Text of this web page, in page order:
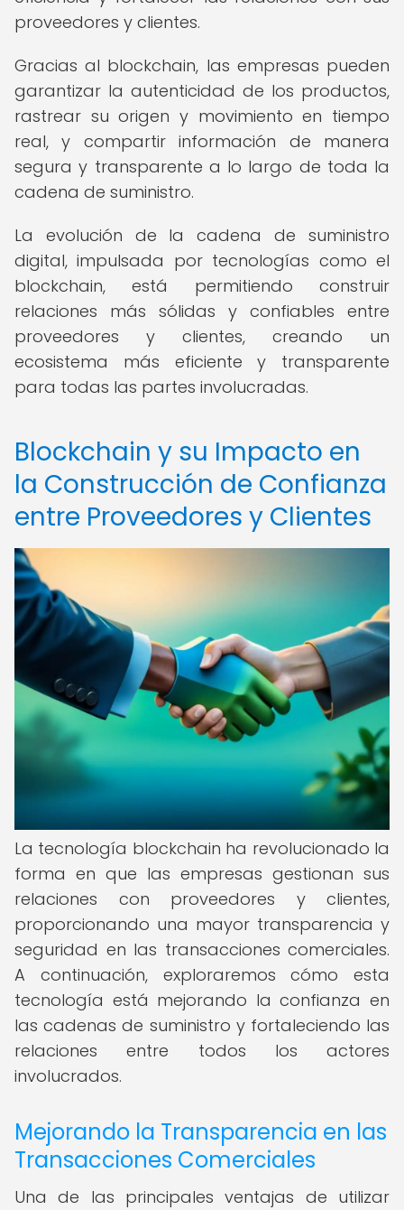
proveedores y clientes.
Gracias al blockchain, las empresas pueden
garantizar la autenticidad de los productos,
rastrear su origen y movimiento en tiempo
real, y compartir información de manera
segura y transparente a lo largo de toda la
cadena de suministro.
La evolución de la cadena de suministro
digital, impulsada por tecnologías como el
blockchain, está permitiendo construir
relaciones más sólidas y confiables entre
proveedores y clientes, creando un
ecosistema más eficiente y transparente
para todas las partes involucradas.
Blockchain y su Impacto en
la Construcción de Confianza
entre Proveedores y Clientes
La tecnología blockchain ha revolucionado la
forma en que las empresas gestionan sus
relaciones con proveedores y clientes,
proporcionando una mayor transparencia y
seguridad en las transacciones comerciales.
A continuación, exploraremos cómo esta
tecnología está mejorando la confianza en
las cadenas de suministro y fortaleciendo las
relaciones entre todos los actores
involucrados.
Mejorando la Transparencia en las
Transacciones Comerciales
Una de las principales ventajas de utilizar